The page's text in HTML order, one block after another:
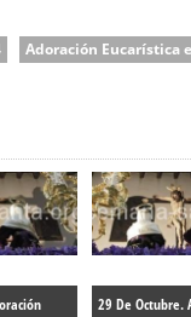
Adoración Eucarística
29 De Octubre.